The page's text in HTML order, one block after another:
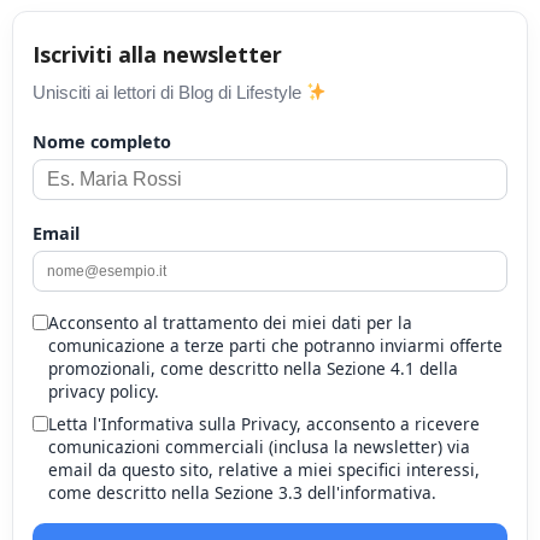
Iscriviti alla newsletter
Unisciti ai lettori di Blog di Lifestyle
Nome completo
Email
Acconsento al trattamento dei miei dati per la
comunicazione a terze parti che potranno inviarmi offerte
promozionali, come descritto nella Sezione 4.1 della
privacy policy.
Letta l'Informativa sulla Privacy, acconsento a ricevere
comunicazioni commerciali (inclusa la newsletter) via
email da questo sito, relative a miei specifici interessi,
come descritto nella Sezione 3.3 dell'informativa.